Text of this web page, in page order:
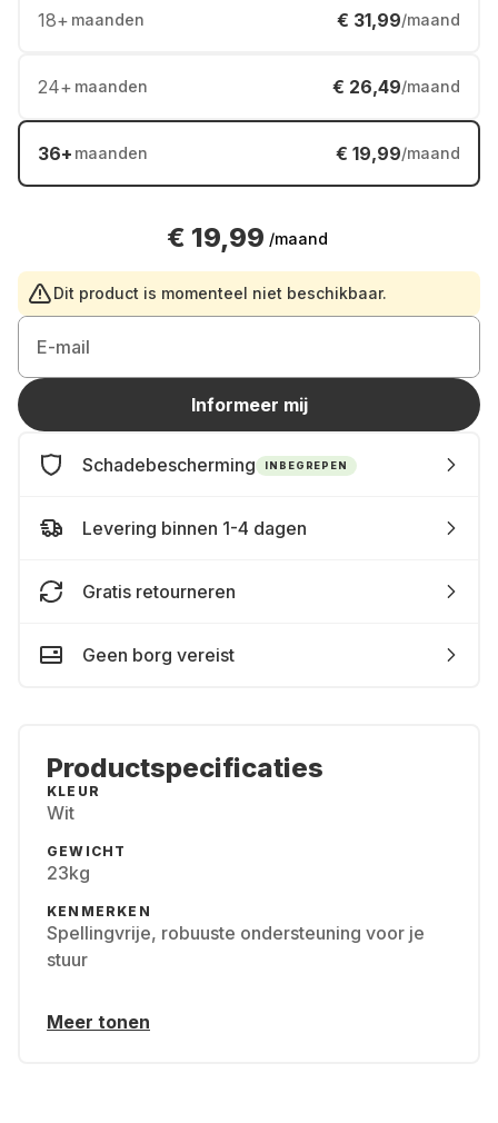
18+ maanden € 31,99/maand
24+ maanden € 26,49/maand
36+ maanden € 19,99/maand
€ 19,99 /maand
Dit product is momenteel niet beschikbaar.
E-mail
Informeer mij
Schadebescherming INBEGREPEN
Levering binnen 1-4 dagen
Gratis retourneren
Geen borg vereist
Productspecificaties
KLEUR
Wit
GEWICHT
23kg
KENMERKEN
Spellingvrije, robuuste ondersteuning voor je
stuur
Meer tonen